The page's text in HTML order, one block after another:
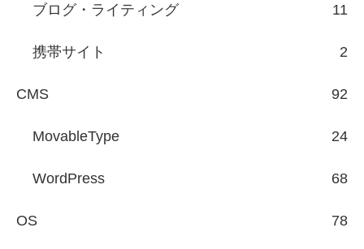
ブログ・ライティング 11
携帯サイト 2
CMS 92
MovableType 24
WordPress 68
OS 78